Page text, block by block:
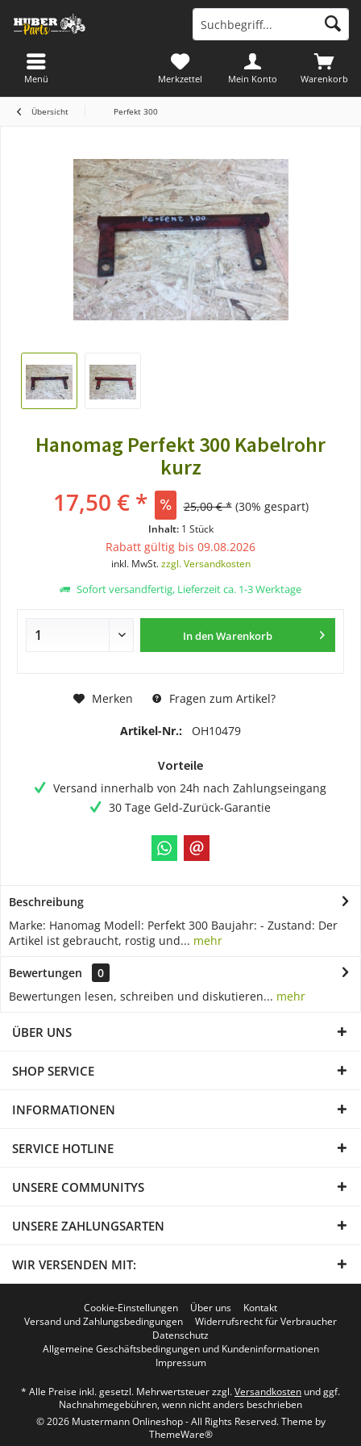
Warenkorb
Merkzettel Mein Konto
Menü
Übersicht Perfekt 300
Hanomag Perfekt 300 Kabelrohr
kurz
17,50 € * 25,00 € * (30% gespart)
Inhalt: 1 Stück
Rabatt gültig bis 09.08.2026
inkl. MwSt.zzgl. Versandkosten
Sofort versandfertig, Lieferzeit ca. 1-3 Werktage
In denWarenkorb
Merken Fragen zum Artikel?
Artikel-Nr.: OH10479
Vorteile
Versand innerhalb von 24h nach Zahlungseingang
30 Tage Geld-Zurück-Garantie
Beschreibung
Marke: Hanomag Modell: Perfekt 300 Baujahr: - Zustand: Der
Artikel ist gebraucht, rostig und... mehr
Bewertungen
0
Bewertungen lesen, schreiben und diskutieren... mehr
ÜBER UNS
SHOP SERVICE
INFORMATIONEN
SERVICE HOTLINE
UNSERE COMMUNITYS
UNSERE ZAHLUNGSARTEN
WIR VERSENDEN MIT:
Cookie-Einstellungen Über uns
Kontakt
Versand und Zahlungsbedingungen
Widerrufsrecht für Verbraucher
Datenschutz
Allgemeine Geschäftsbedingungen und Kundeninformationen
Impressum
* Alle Preise inkl. gesetzl. Mehrwertsteuer zzgl.Versandkosten und ggf.
Nachnahmegebühren, wenn nicht anders beschrieben
© 2026 Mustermann Onlineshop - All Rights Reserved. Theme by
ThemeWare®